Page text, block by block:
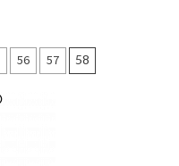
56 57 58